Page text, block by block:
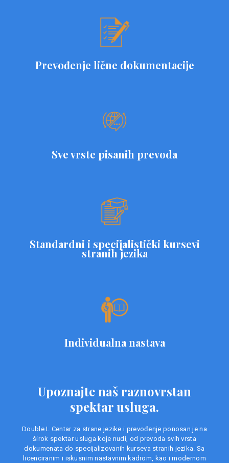
Prevođenje lične dokumentacije
Sve vrste pisanih prevoda
Standardni i specijalistički kursevi
stranih jezika
Individualna nastava
Upoznajte naš raznovrstan
spektar usluga.
Double L Centar za strane jezike i prevođenje ponosan je na
širok spektar usluga koje nudi, od prevoda svih vrsta
dokumenata do specijalizovanih kurseva stranih jezika. Sa
licenciranim i iskusnim nastavnim kadrom, kao i modernom